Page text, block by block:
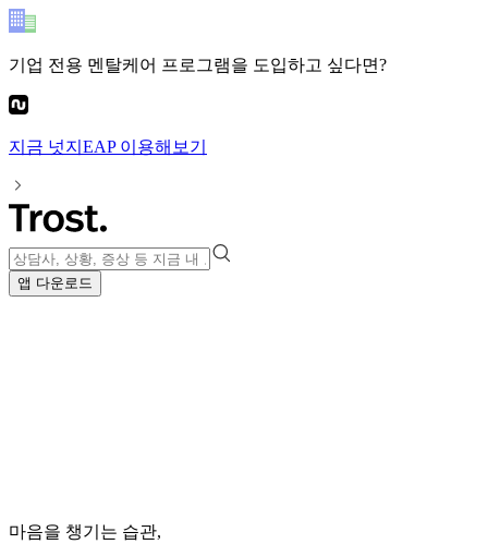
기업 전용 멘탈케어 프로그램을 도입하고 싶다면?
지금 넛지EAP이용해보기
앱 다운로드
마음을 챙기는 습관,